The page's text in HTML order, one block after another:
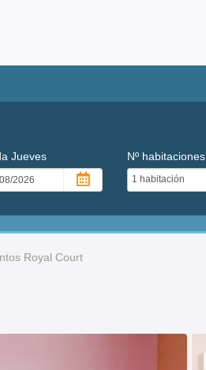
Jueves Nº habitaciones
Royal Court